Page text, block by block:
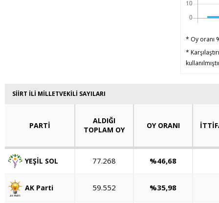
* Oy oranı
*
SİİRT İLİ MİLLETVEKİLİ SAYILARI
PARTİ
ALDIĞI
TOPLAM OY
OY ORANI
YEŞİL SOL 77.268 %46,68
AK Parti 59.552 %35,98